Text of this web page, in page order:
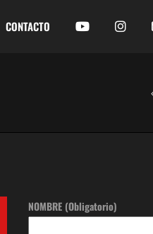
CONTACTO
NOMBRE (Obligatorio)